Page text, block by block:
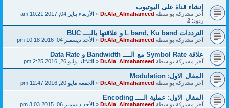
إنشاء قناة على اليوتيوب
آخر مشاركة بواسطةDr.Ala_Almahameed
«الأربعاء يناير 04, 2017 10:21 am
ردود: 2
الترددات L band, Ku band و علاقتها بالــــ BUC
آخر مشاركة بواسطةDr.Ala_Almahameed
«الأحد ديسمبر 04, 2016 10:18 pm
علاقة Symbol Rate مع الــــ Bandwidth و Data Rate
آخر مشاركة بواسطةDr.Ala_Almahameed
«الثلاثاء يوليو 26, 2016 2:25 pm
المقال الاول: Modulation
آخر مشاركة بواسطةDr.Ala_Almahameed
«الجمعة مايو 20, 2016 12:47 pm
المقال الاول: عملية الــــ Encoding
آخر مشاركة بواسطةDr.Ala_Almahameed
«الأحد ديسمبر 06, 2015 3:03 pm